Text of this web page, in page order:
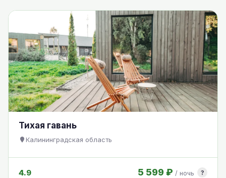
Тихая гавань
Калининградская область
4.9 5 599 ₽ / ночь ?